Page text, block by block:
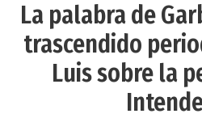
La palabra de
trascendido
Luis sobre la